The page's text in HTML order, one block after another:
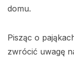
domu.
Pisząc o
zwrócić uwagę